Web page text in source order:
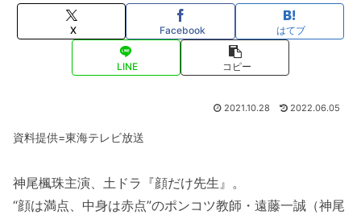
X Facebook はてブ
LINE コピー
2021.10.28 2022.06.05
資料提供=東海テレビ放送
神尾楓珠主演、土ドラ『顔だけ先生』。
“顔は満点、中身は赤点”のポンコツ教師・遠藤一誠（神尾